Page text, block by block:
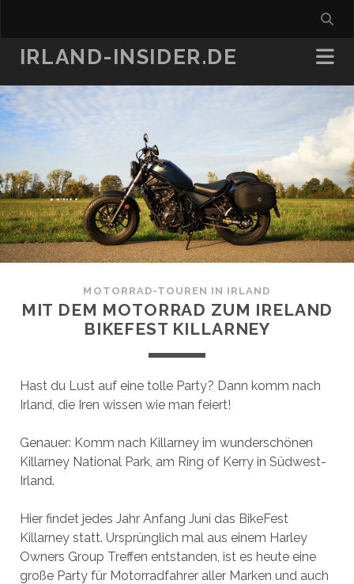
IRLAND-INSIDER.DE
MOTORRAD-TOUREN IN IRLAND
MIT DEM MOTORRAD ZUM IRELAND
BIKEFEST KILLARNEY
Hast du Lust auf eine tolle Party? Dann komm nach
Irland, die Iren wissen wie man feiert!
Genauer: Komm nach Killarney im wunderschönen
Killarney National Park, am Ring of Kerry in Südwest-
Irland.
Hier findet jedes Jahr Anfang Juni das BikeFest
Killarney statt. Ursprünglich mal aus einem Harley
Owners Group Treffen entstanden, ist es heute eine
große Party für Motorradfahrer aller Marken und auch